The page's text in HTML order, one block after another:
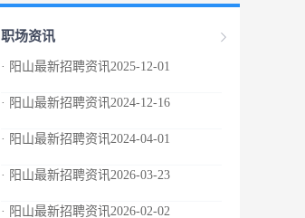
职场资讯
· 阳山最新招聘资讯2025-12-01
· 阳山最新招聘资讯2024-12-16
· 阳山最新招聘资讯2024-04-01
· 阳山最新招聘资讯2026-03-23
· 阳山最新招聘资讯2026-02-02